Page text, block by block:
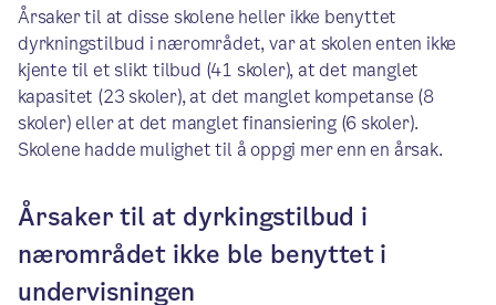
Årsaker til at disse skolene heller ikke benyttet
dyrkningstilbud i nærområdet, var at skolen enten ikke
kjente til et slikt tilbud (41 skoler), at det manglet
kapasitet (23 skoler), at det manglet kompetanse (8
skoler) eller at det manglet finansiering (6 skoler).
Skolene hadde mulighet til å oppgi mer enn en årsak.
Årsaker til at dyrkingstilbud i
nærområdet ikke ble benyttet i
undervisningen